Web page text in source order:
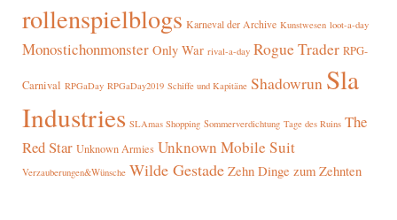
rollenspielblogs Karneval der Archive Kunstwesen loot-a-day
Monostichonmonster Only War rival-a-day Rogue Trader RPG-
Carnival RPGaDay RPGaDay2019 Schiffe und Kapitäne Shadowrun Sla
Industries SLAmas Shopping Sommerverdichtung Tage des Ruins The
Red Star Unknown Armies Unknown Mobile Suit
Verzauberungen&Wünsche Wilde Gestade Zehn Dinge zum Zehnten